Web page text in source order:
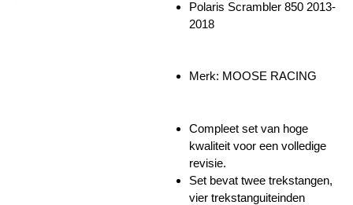
Polaris Scrambler 850 2013-
2018
Merk: MOOSE RACING
Compleet set van hoge
kwaliteit voor een volledige
revisie.
Set bevat twee trekstangen,
vier trekstanguiteinden